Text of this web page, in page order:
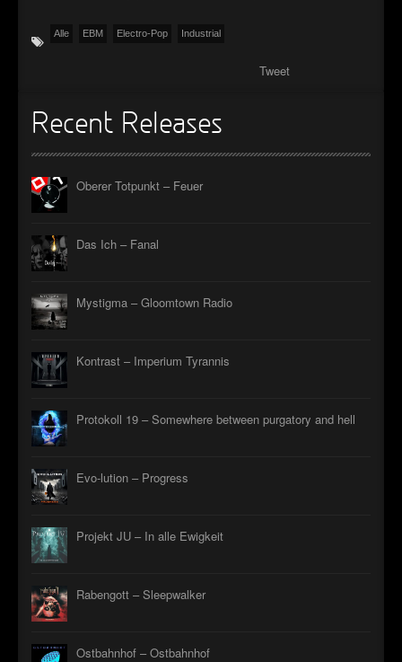
Alle EBM Electro-Pop Industrial
Tweet
Recent Releases
Oberer Totpunkt – Feuer
Das Ich – Fanal
Mystigma – Gloomtown Radio
Kontrast – Imperium Tyrannis
Protokoll 19 – Somewhere between purgatory and hell
Evo-lution – Progress
Projekt JU – In alle Ewigkeit
Rabengott – Sleepwalker
Ostbahnhof – Ostbahnhof